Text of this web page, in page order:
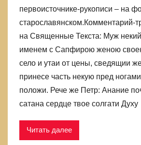
первоисточнике-рукописи – на
старославянском.Комментарий-
на Священные Текста: Муж
именем с Сапфирою женою
село и утаи от цены, сведящии
принесе часть некую пред
положи. Рече же Петр: Анание
сатана сердце твое солгати Духу
Читать далее